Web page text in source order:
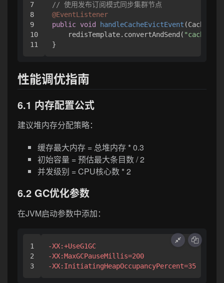
7
8
9
10
// 使用发布订阅模式同步集群节点
@EventListener
public void handleCacheEvictEvent
    redisTemplate.convertAndSend(
性能调优指南
6.1 内存配置公式
建议堆内存分配策略：
缓存最大内存 = 总堆内存 * 0.3
初始容量 = 预估最大条目数 / 2
并发级别 = CPU核心数 * 2
6.2 GC优化参数
在JVM启动参数中添加：
1
2
-XX:+UseG1GC
-XX:MaxGCPauseMillis=200
-XX:InitiatingHeapOccupancyPercent=35